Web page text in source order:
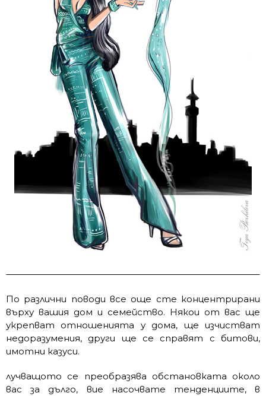
По различни поводи все още сте концентрирани
върху вашия дом и семейство. Някои от вас ще
укрепват отношенията у дома, ще изчистват
недоразумения, други ще се справят с битови,
имотни казуси.
лучващото се преобразява обстановката около
вас за дълго, вие насочвате тенденциите, в